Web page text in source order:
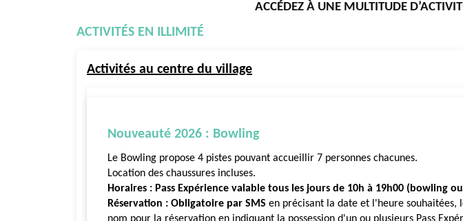
ACCÉDEZ À UNE MULTITUDE
ACTIVITÉS EN ILLIMITÉ
Activités au centre du village
Nouveauté 2026 : Bowling
Le Bowling propose 4 pistes pouvant accueillir 7 personnes chacunes.
Location des chaussures incluses.
Horaires : Pass Expérience valable tous les jours de 10h à 19h00 (bowling
Réservation : Obligatoire par SMS en précisant la date et l'heure souhaitées,